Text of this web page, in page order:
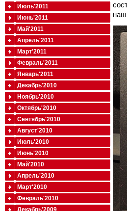
Июль'2011
Июнь'2011
Май'2011
Апрель'2011
Март'2011
Февраль'2011
Январь'2011
Декабрь'2010
Ноябрь'2010
Октябрь'2010
Сентябрь'2010
Август'2010
Июль'2010
Июнь'2010
Май'2010
Апрель'2010
Март'2010
Февраль'2010
Декабрь'2009